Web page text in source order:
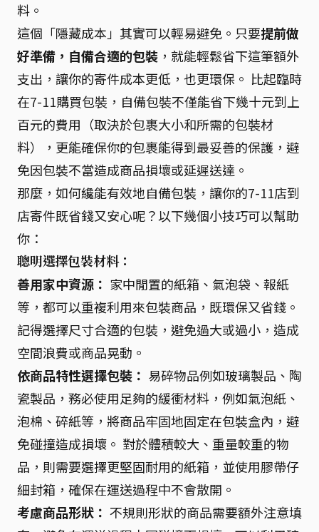
料。
這個「隱藏成本」其實可以輕易避免。只要提前做
好準備，自備合適的包裝 ，就能輕鬆省下這筆額外
支出，讓你的寄件成本更低，也更環保。 比起臨時
在7-11購買包裝，自備包裝不僅能省下幾十元到上
百元的費用（取決於包裹大小和所需的包裝材
料），更能確保你的包裹能得到最妥善的保護，避
免因包裝不當造成商品損壞或延遲送達。
那麼，如何纔能有效地自備包裝，讓你的7-11店到
店寄件既省錢又安心呢？以下幾個小技巧可以幫助
你：
聰明選擇包裝材料：
善用家中資源： 家中閒置的紙箱、氣泡袋、報紙
等，都可以重複利用來包裝商品，既環保又省錢。
記得選擇尺寸合適的包裝，避免過大或過小，造成
空間浪費或商品晃動。
依商品特性選擇包裝： 易碎物品例如玻璃製品、陶
瓷製品，務必使用足夠的緩衝材料，例如氣泡紙、
泡棉、碎紙等，將商品牢固地固定在包裝盒內，避
免碰撞造成損壞。 對於體積較大、重量較重的物
品，則需要選擇更堅固耐用的紙箱，並使用膠帶仔
細封箱，確保在運送過程中不會散開。
考慮商品形狀： 不規則形狀的商品需要額外注意填